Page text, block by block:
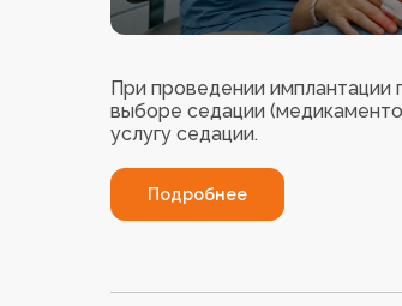
При проведении имплантации
выборе седации
услугу седации.
Подробнее